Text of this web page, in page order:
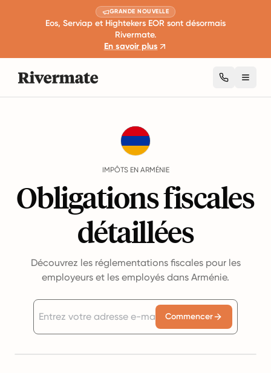
GRANDE NOUVELLE
Eos, Serviap et Hightekers EOR sont désormais
Rivermate.
En savoir plus
IMPÔTS EN ARMÉNIE
Obligations fiscales
détaillées
Découvrez les réglementations fiscales pour les
employeurs et les employés dans Arménie.
Commencer